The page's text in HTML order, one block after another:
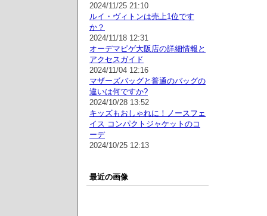
2024/11/25 21:10
ルイ・ヴィトンは売上1位です
か？
2024/11/18 12:31
オーデマピゲ大阪店の詳細情報と
アクセスガイド
2024/11/04 12:16
マザーズバッグと普通のバッグの
違いは何ですか?
2024/10/28 13:52
キッズもおしゃれに！ノースフェ
イス コンパクトジャケットのコ
ーデ
2024/10/25 12:13
最近の画像